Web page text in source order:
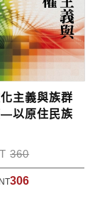
訂單」，查詢
)以上，採國內
自付80元運
48小時內回覆運
主義與族群
以原住民族
360
NT306